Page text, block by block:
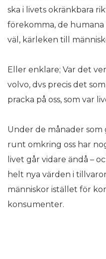
ska i livets okränkbara
förekomma, de
väl, kärleken till
Eller enklare; Var det
volvo, dvs precis det
pracka på oss, som var
Under de månader
runt omkring oss har
livet går vidare ändå –
helt nya värden i
människor istället för
konsumenter.